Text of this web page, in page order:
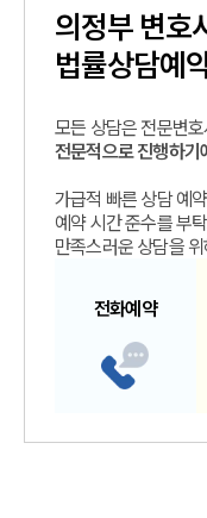
의정부 변호
법률상담예
모든 상담은 전문변
전문적으로 진행하기
가급적 빠른 상담 예
예약 시간 준수를 부
만족스러운 상담을
전화예약